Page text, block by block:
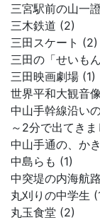
三宮駅前の山一
三木鉄道 (2)
三田スケート (2)
三田の「せいも
三田映画劇場 (1)
世界平和大観音
中山手幹線沿い
～2分で出てき
中山手通の、か
中島らも (1)
中突堤の内海航
丸刈りの中学生
丸玉食堂 (2)